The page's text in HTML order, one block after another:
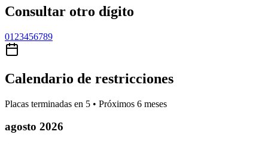
Consultar otro dígito
01 23456789
Calendario de restricciones
Placas terminadas en 5 • Próximos 6 meses
agosto 2026